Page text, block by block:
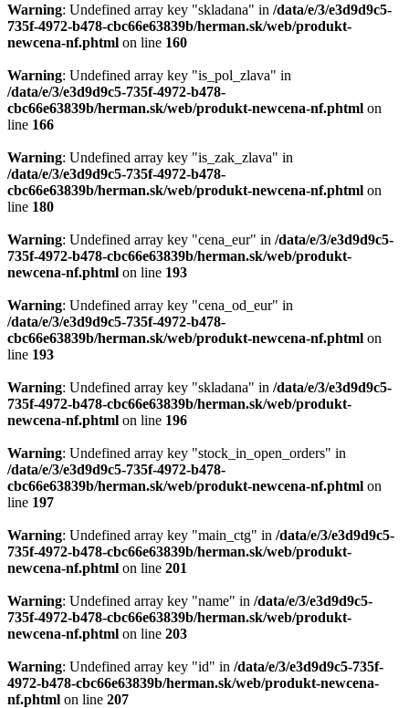
Warning: Undefined array key "skladana" in /data/e/3/e3d9d9c5-
735f-4972-b478-cbc66e63839b/herman.sk/web/produkt-
newcena-nf.phtml on line 160
Warning: Undefined array key "is_pol_zlava" in
/data/e/3/e3d9d9c5-735f-4972-b478-
cbc66e63839b/herman.sk/web/produkt-newcena-nf.phtml on
line 166
Warning: Undefined array key "is_zak_zlava" in
/data/e/3/e3d9d9c5-735f-4972-b478-
cbc66e63839b/herman.sk/web/produkt-newcena-nf.phtml on
line 180
Warning: Undefined array key "cena_eur" in /data/e/3/e3d9d9c5-
735f-4972-b478-cbc66e63839b/herman.sk/web/produkt-
newcena-nf.phtml on line 193
Warning: Undefined array key "cena_od_eur" in
/data/e/3/e3d9d9c5-735f-4972-b478-
cbc66e63839b/herman.sk/web/produkt-newcena-nf.phtml on
line 193
Warning: Undefined array key "skladana" in /data/e/3/e3d9d9c5-
735f-4972-b478-cbc66e63839b/herman.sk/web/produkt-
newcena-nf.phtml on line 196
Warning: Undefined array key "stock_in_open_orders" in
/data/e/3/e3d9d9c5-735f-4972-b478-
cbc66e63839b/herman.sk/web/produkt-newcena-nf.phtml on
line 197
Warning: Undefined array key "main_ctg" in /data/e/3/e3d9d9c5-
735f-4972-b478-cbc66e63839b/herman.sk/web/produkt-
newcena-nf.phtml on line 201
Warning: Undefined array key "name" in /data/e/3/e3d9d9c5-
735f-4972-b478-cbc66e63839b/herman.sk/web/produkt-
newcena-nf.phtml on line 203
Warning: Undefined array key "id" in /data/e/3/e3d9d9c5-735f-
4972-b478-cbc66e63839b/herman.sk/web/produkt-newcena-
nf.phtml on line 207